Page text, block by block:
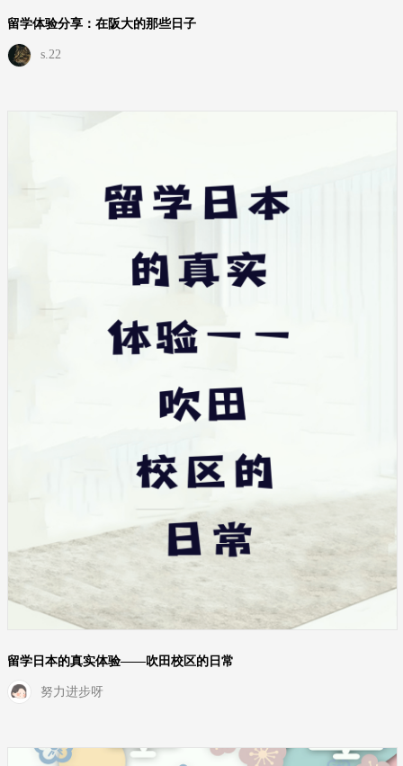
留学体验分享：在阪大的那些日子
s.22
留学日本的真实体验——吹田校区的日常
努力进步呀